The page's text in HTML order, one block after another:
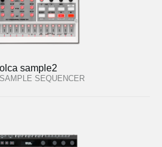
sample2
SEQUENCER